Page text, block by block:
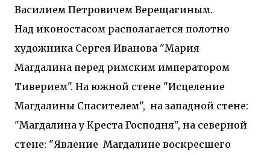
Василием Петровичем Верещагиным.
Над иконостасом располагается полотно
художника Сергея Иванова "Мария
Магдалина перед римским императором
Тиверием". На южной стене "Исцеление
Магдалины Спасителем", на западной стене:
"Магдалина у Креста Господня", на северной
стене: "Явление Магдалине воскресшего